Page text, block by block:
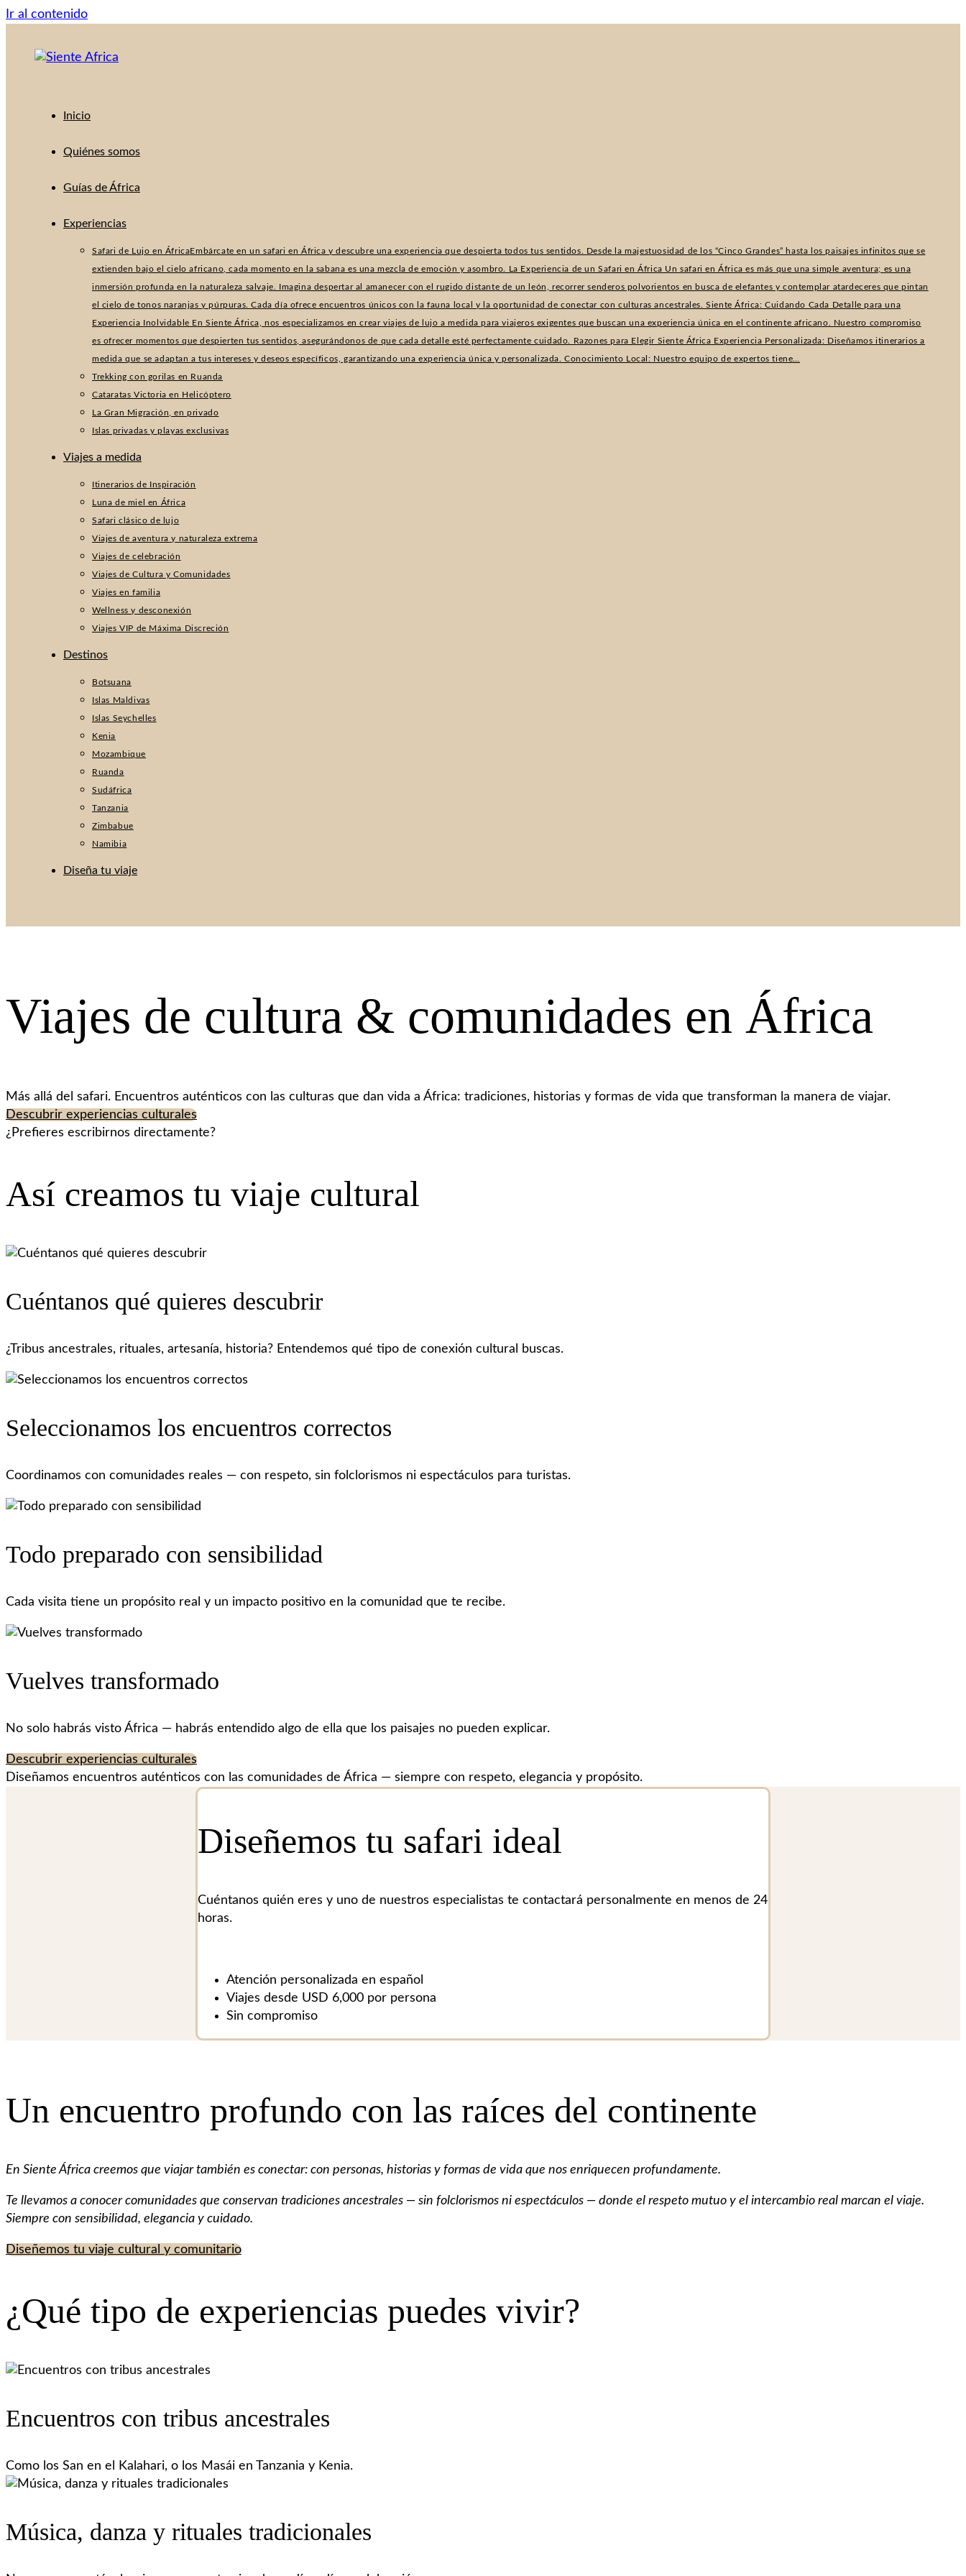
Ir al contenido
Inicio
Quiénes somos
Guías de África
Experiencias
Safari de Lujo en ÁfricaEmbárcate en un safari en África y descubre una experiencia que despierta todos tus sentidos. Desde la majestuosidad de los “Cinco Grandes” hasta los paisajes infinitos que se
extienden bajo el cielo africano, cada momento en la sabana es una mezcla de emoción y asombro. La Experiencia de un Safari en África Un safari en África es más que una simple aventura; es una
inmersión profunda en la naturaleza salvaje. Imagina despertar al amanecer con el rugido distante de un león, recorrer senderos polvorientos en busca de elefantes y contemplar atardeceres que pintan
el cielo de tonos naranjas y púrpuras. Cada día ofrece encuentros únicos con la fauna local y la oportunidad de conectar con culturas ancestrales. Siente África: Cuidando Cada Detalle para una
Experiencia Inolvidable En Siente África, nos especializamos en crear viajes de lujo a medida para viajeros exigentes que buscan una experiencia única en el continente africano. Nuestro compromiso
es ofrecer momentos que despierten tus sentidos, asegurándonos de que cada detalle esté perfectamente cuidado. Razones para Elegir Siente África Experiencia Personalizada: Diseñamos itinerarios a
medida que se adaptan a tus intereses y deseos específicos, garantizando una experiencia única y personalizada. Conocimiento Local: Nuestro equipo de expertos tiene…
Trekking con gorilas en Ruanda
Cataratas Victoria en Helicóptero
La Gran Migración, en privado
Islas privadas y playas exclusivas
Viajes a medida
Itinerarios de Inspiración
Luna de miel en África
Safari clásico de lujo
Viajes de aventura y naturaleza extrema
Viajes de celebración
Viajes de Cultura y Comunidades
Viajes en familia
Wellness y desconexión
Viajes VIP de Máxima Discreción
Destinos
Botsuana
Islas Maldivas
Islas Seychelles
Kenia
Mozambique
Ruanda
Sudáfrica
Tanzania
Zimbabue
Namibia
Diseña tu viaje
Viajes de cultura & comunidades en África
Más allá del safari. Encuentros auténticos con las culturas que dan vida a África: tradiciones, historias y formas de vida que transforman la manera de viajar.
Descubrir experiencias culturales
¿Prefieres escribirnos directamente?
Así creamos tu viaje cultural
Cuéntanos qué quieres descubrir
¿Tribus ancestrales, rituales, artesanía, historia? Entendemos qué tipo de conexión cultural buscas.
Seleccionamos los encuentros correctos
Coordinamos con comunidades reales — con respeto, sin folclorismos ni espectáculos para turistas.
Todo preparado con sensibilidad
Cada visita tiene un propósito real y un impacto positivo en la comunidad que te recibe.
Vuelves transformado
No solo habrás visto África — habrás entendido algo de ella que los paisajes no pueden explicar.
Descubrir experiencias culturales
Diseñamos encuentros auténticos con las comunidades de África — siempre con respeto, elegancia y propósito.
Diseñemos tu safari ideal
Cuéntanos quién eres y uno de nuestros especialistas te contactará personalmente en menos de 24
horas.
Atención personalizada en español
Viajes desde USD 6,000 por persona
Sin compromiso
Un encuentro profundo con las raíces del continente
En Siente África creemos que viajar también es conectar: con personas, historias y formas de vida que nos enriquecen profundamente.
Te llevamos a conocer comunidades que conservan tradiciones ancestrales — sin folclorismos ni espectáculos — donde el respeto mutuo y el intercambio real marcan el viaje.
Siempre con sensibilidad, elegancia y cuidado.
Diseñemos tu viaje cultural y comunitario
¿Qué tipo de experiencias puedes vivir?
Encuentros con tribus ancestrales
Como los San en el Kalahari, o los Masái en Tanzania y Kenia.
Música, danza y rituales tradicionales